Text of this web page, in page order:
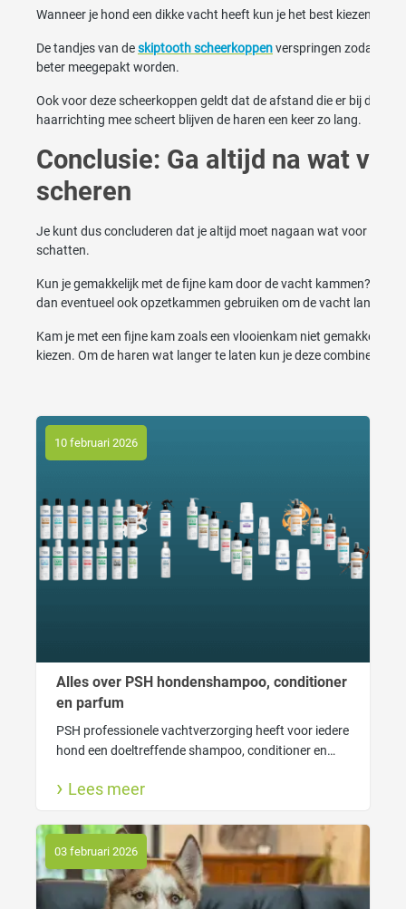
Wanneer je hond een dikke vacht heeft kun je het best kiezen
De tandjes van deskiptooth scheerkoppenverspringen zodat hij
beter meegepakt worden.
Ook voor deze scheerkoppen geldt dat de afstand die er bij de
haarrichting mee scheert blijven de haren een keer zo lang.
Conclusie: Ga altijd na wat
scheren
Je kunt dus concluderen dat je altijd moet nagaan wat voor
schatten.
Kun je gemakkelijk met de fijne kam door de vacht kammen?
dan eventueel ook opzetkammen gebruiken om de vacht langer te
Kam je met een fijne kam zoals een vlooienkam niet gemakkelijk
kiezen. Om de haren wat langer te laten kun je deze combineren
10 februari 2026
Alles over PSH hondenshampoo, conditioner
en parfum
PSH professionele vachtverzorging heeft voor iedere
hond een doeltreffende shampoo, conditioner en
wassen goed is voor jouw hond en wanneer gebruik
Lees meer
03 februari 2026